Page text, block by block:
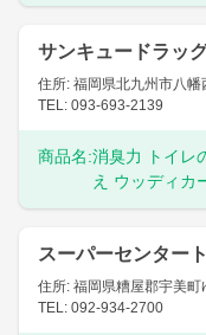
サンキュードラッ
住所: 福岡県北九州市八
TEL: 093-693-2139
商品名:消臭力 トイレ
え ウッディカ
スーパーセンター
住所: 福岡県糟屋郡宇美町
TEL: 092-934-2700